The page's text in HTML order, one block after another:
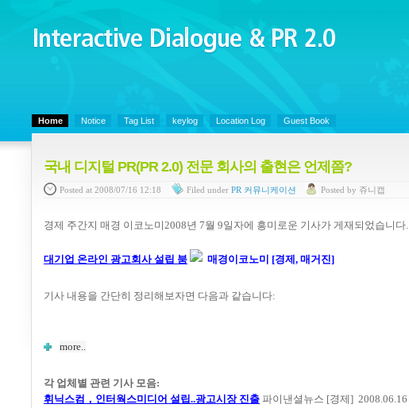
Interactive Dialogue &
PR 2.0
Home Notice Tag List keylog Location Log Guest Book
국내 디지털 PR(PR 2.0) 전문 회사의 출현은 언제쯤?
Posted at 2008/07/16 12:18 Filed under PR 커뮤니케이션 Posted by 쥬니캡
경제 주간지 매경 이코노미2008년 7월 9일자에 흥미로운 기사가 게재되었습니다.
대기업 온라인 광고회사 설립 붐 매경이코노미 [경제, 매거진]
기사 내용을 간단히 정리해보자면 다음과 같습니다:
more..
각 업체별 관련 기사 모음:
휘닉스컴，인터웍스미디어 설립..광고시장 진출 파이낸셜뉴스 [경제] 2008.06.16